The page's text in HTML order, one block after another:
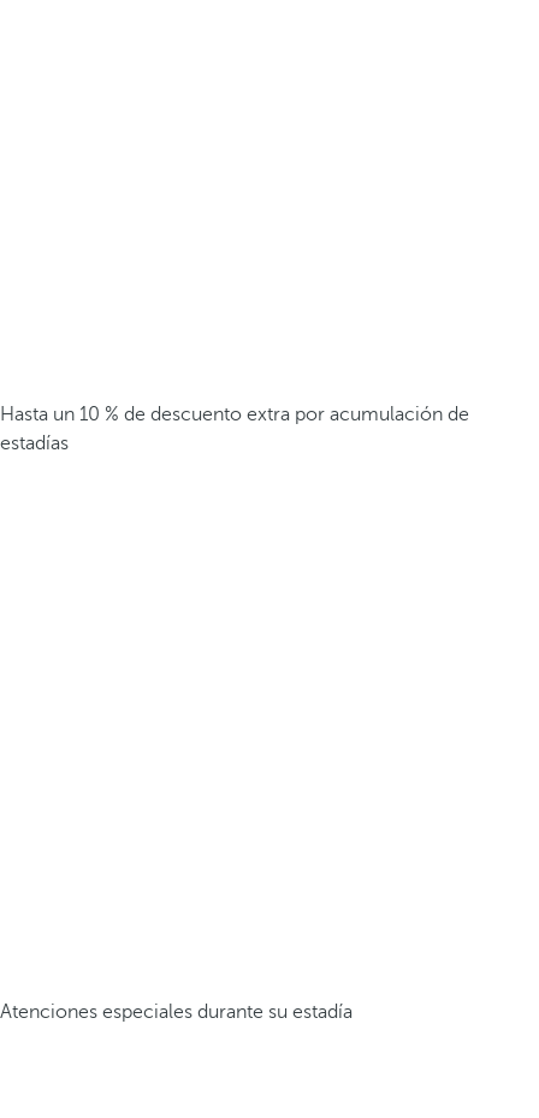
Hasta un 10 % de descuento extra por acumulación de
estadías
Atenciones especiales durante su estadía